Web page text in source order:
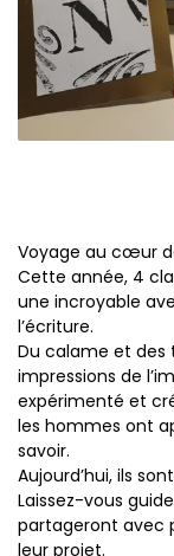
Voyage au cœur
Cette année, 4
une incroyable
l’écriture.
Du calame et des
impressions de
expérimenté et
les hommes ont
savoir.
Aujourd’hui, ils
Laissez-vous
partageront avec
leur projet.